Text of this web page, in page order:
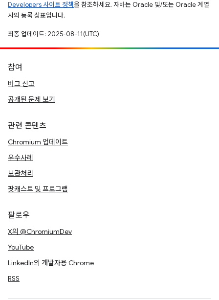
Developers 사이트 정책을 참조하세요. 자바는 Oracle 및/또는 Oracle 계열
사의 등록 상표입니다.
최종 업데이트: 2025-08-11(UTC)
참여
버그 신고
공개된 문제 보기
관련 콘텐츠
Chromium 업데이트
우수사례
보관처리
팟캐스트 및 프로그램
팔로우
X의 @ChromiumDev
YouTube
LinkedIn의 개발자용 Chrome
RSS